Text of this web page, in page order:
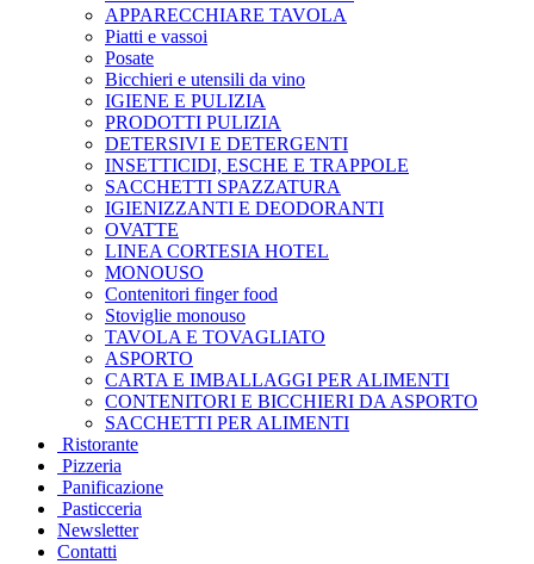
APPARECCHIARE TAVOLA
Piatti e vassoi
Posate
Bicchieri e utensili da vino
IGIENE E PULIZIA
PRODOTTI PULIZIA
DETERSIVI E DETERGENTI
INSETTICIDI, ESCHE E TRAPPOLE
SACCHETTI SPAZZATURA
IGIENIZZANTI E DEODORANTI
OVATTE
LINEA CORTESIA HOTEL
MONOUSO
Contenitori finger food
Stoviglie monouso
TAVOLA E TOVAGLIATO
ASPORTO
CARTA E IMBALLAGGI PER ALIMENTI
CONTENITORI E BICCHIERI DA ASPORTO
SACCHETTI PER ALIMENTI
Ristorante
Pizzeria
Panificazione
Pasticceria
Newsletter
Contatti